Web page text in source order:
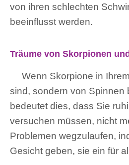
von ihren schlechten
beeinflusst werden.
Träume von Skorpionen
Wenn Skorpione in
sind, sondern von Spinnen
bedeutet dies, dass Sie
versuchen müssen, nicht
Problemen wegzulaufen,
Gesicht geben, sie ein für